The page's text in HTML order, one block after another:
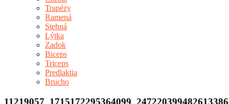
Trapézy
Ramená
Stehná
Lýtka
Zadok
Biceps
Triceps
Predlaktia
Brucho